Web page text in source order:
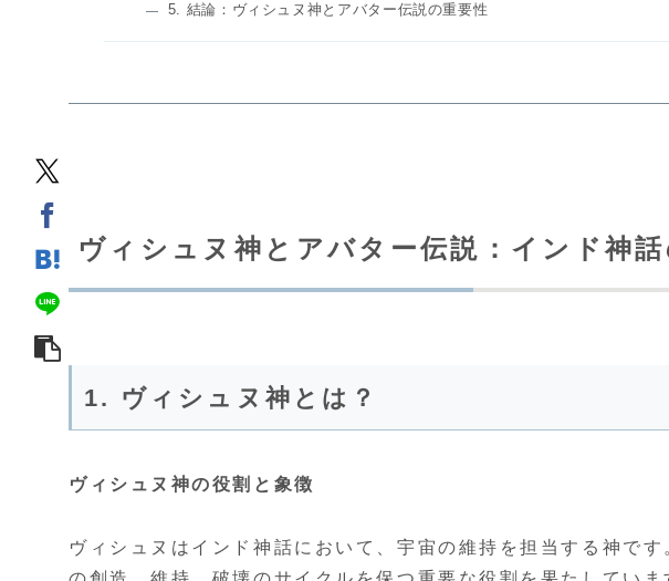
5. 結論：ヴィシュヌ神とアバター伝説の重要性
ヴィシュヌ神とアバター伝説：インド神
1. ヴィシュヌ神とは？
ヴィシュヌ神の役割と象徴
ヴィシュヌはインド神話において、宇宙の維持を担当する神で